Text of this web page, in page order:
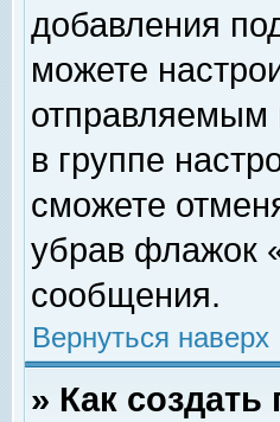
добавления
можете
в группе
сможете
убрав флажок
сообщения.
Вернуться наверх
» Как создать